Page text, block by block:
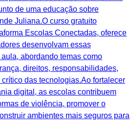
de uma educação sobre
Juliana.O curso gratuito
Escolas Conectadas, oferece
desenvolvam essas
abordando temas como
direitos, responsabilidades,
das tecnologias.Ao fortalecer
digital, as escolas contribuem
de violência, promover o
ambientes mais seguros para